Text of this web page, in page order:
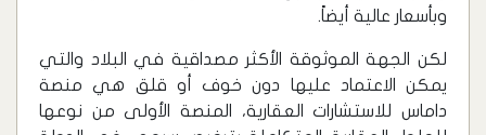
وبأسعار عالية أيضاً.
لكن الجهة الموثوقة الأكثر مصداقية في البلاد والتي
يمكن الاعتماد عليها دون خوف أو قلق هي منصة
داماس للاستشارات العقارية، المنصة الأولى من نوعها